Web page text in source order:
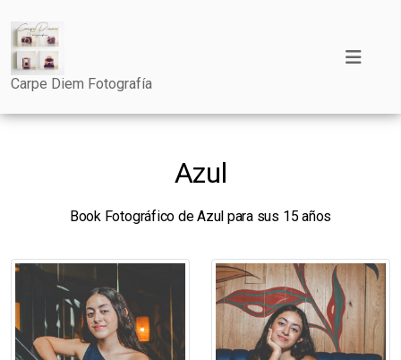
Carpe Diem Fotografía
Azul
Book Fotográfico de Azul para sus 15 años